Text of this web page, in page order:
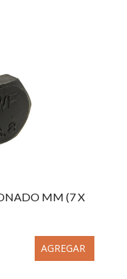
MM (7 X
AGREGAR